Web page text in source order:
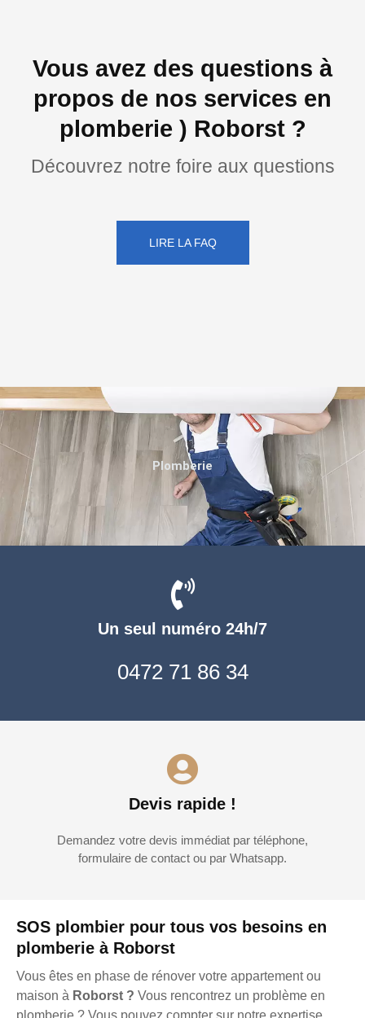
Vous avez des questions à
propos de nos services en
plomberie ) Roborst ?
Découvrez notre foire aux questions
LIRE LA FAQ
SOS plombier pour tous vos besoins en
plomberie à Roborst
Vous êtes en phase de rénover votre appartement ou
maison à Roborst ? Vous rencontrez un problème en
Un seul numéro 24h/7
0472 71 86 34
Devis rapide !
Demandez votre devis immédiat par téléphone,
formulaire de contact ou par Whatsapp.
Plomberie